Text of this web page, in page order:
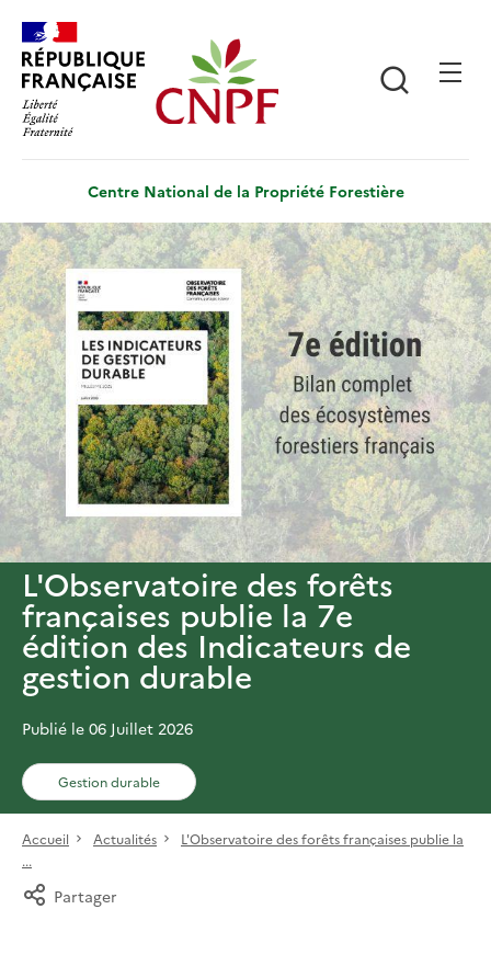
contenu
principal
Centre National de la Propriété Forestière
L'Observatoire des forêts
françaises publie la 7e
édition des Indicateurs de
gestion durable
Publié le 06 Juillet 2026
Gestion durable
Accueil Actualités
L'Observatoire des forêts françaises publie la
...
Partager